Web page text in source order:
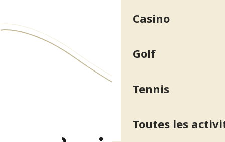
Casino
Golf
Tennis
Toutes les